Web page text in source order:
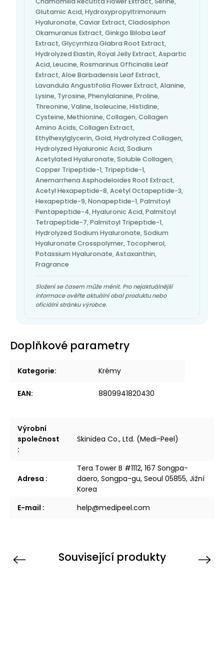
Glutamic Acid, Hydroxypropyltrimonium
Hyaluronate, Caviar Extract, Cladosiphon
Okamuranus Extract, Ginkgo Biloba Leaf
Extract, Glycyrrhiza Glabra Root Extract,
Hydrolyzed Elastin, Royal Jelly Extract, Aspartic
Acid, Leucine, Rosmarinus Officinalis Leaf
Extract, Aloe Barbadensis Leaf Extract,
Lavandula Angustifolia Flower Extract, Alanine,
Lysine, Tyrosine, Phenylalanine, Proline,
Threonine, Valine, Isoleucine, Histidine,
Cysteine, Methionine, Collagen, Collagen
Amino Acids, Collagen Extract,
Ethylhexylglycerin, Gold, Hydrolyzed Collagen,
Hydrolyzed Hyaluronic Acid, Sodium
Acetylated Hyaluronate, Soluble Collagen,
Copper Tripeptide-1, Tripeptide-1,
Anemarrhena Asphodeloides Root Extract,
Acetyl Hexapeptide-8, Acetyl Octapeptide-3,
Hexapeptide-9, Nonapeptide-1, Palmitoyl
Pentapeptide-4, Hyaluronic Acid, Palmitoyl
Tetrapeptide-7, Palmitoyl Tripeptide-1,
Hydrolyzed Sodium Hyaluronate, Sodium
Hyaluronate Crosspolymer, Tocopherol,
Potassium Hyaluronate, Astaxanthin,
Fragrance
Složení se časem může měnit. Pro nejaktuálnější
informace ověřte aktuální obal produktu nebo
oficiální stránku výrobce.
Doplňkové parametry
Kategorie: Krémy
EAN: 8809941820430
Výrobní
společnost
:
Skinidea Co., Ltd. (Medi-Peel)
Adresa :
Tera Tower B #1112, 167 Songpa-
daero, Songpa-gu, Seoul 05855, Jižní
Korea
E-mail : help@medipeel.com
Související produkty
Previous Next